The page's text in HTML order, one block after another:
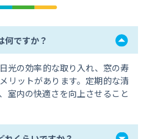
何ですか？
光の効率的な取り入れ、窓の寿
リットがあります。定期的な清
室内の快適さを向上させること